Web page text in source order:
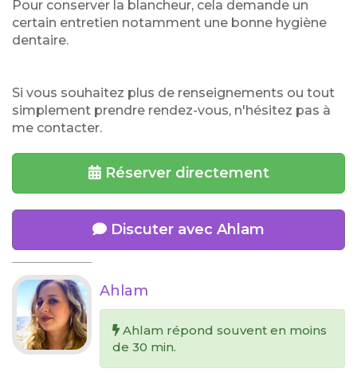
Pour conserver la blancheur, cela demande un
certain entretien notamment une bonne hygiène
dentaire.
Si vous souhaitez plus de renseignements ou tout
simplement prendre rendez-vous, n'hésitez pas à
me contacter.
Réserver directement
Discuter avec Ahlam
Ahlam
Ahlam répond souvent en moins
de 30 min.